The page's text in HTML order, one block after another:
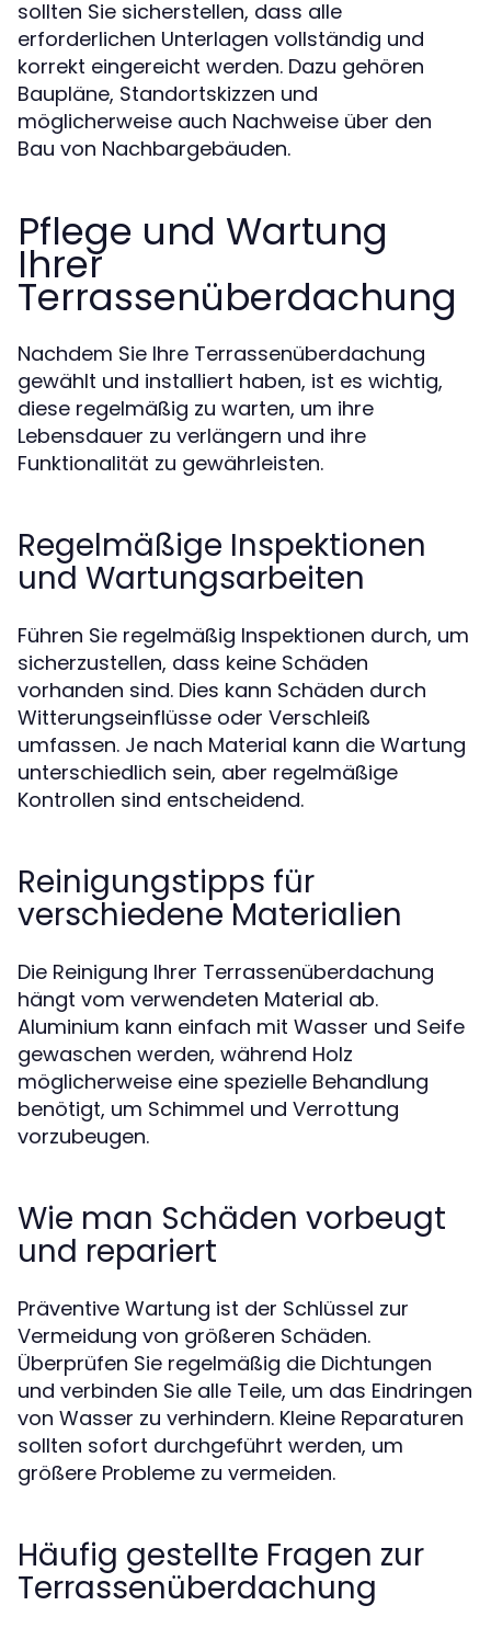
sollten Sie sicherstellen, dass alle
erforderlichen Unterlagen vollständig und
korrekt eingereicht werden. Dazu gehören
Baupläne, Standortskizzen und
möglicherweise auch Nachweise über den
Bau von Nachbargebäuden.
Pflege und Wartung
Ihrer
Terrassenüberdachung
Nachdem Sie Ihre Terrassenüberdachung
gewählt und installiert haben, ist es wichtig,
diese regelmäßig zu warten, um ihre
Lebensdauer zu verlängern und ihre
Funktionalität zu gewährleisten.
Regelmäßige Inspektionen
und Wartungsarbeiten
Führen Sie regelmäßig Inspektionen durch, um
sicherzustellen, dass keine Schäden
vorhanden sind. Dies kann Schäden durch
Witterungseinflüsse oder Verschleiß
umfassen. Je nach Material kann die Wartung
unterschiedlich sein, aber regelmäßige
Kontrollen sind entscheidend.
Reinigungstipps für
verschiedene Materialien
Die Reinigung Ihrer Terrassenüberdachung
hängt vom verwendeten Material ab.
Aluminium kann einfach mit Wasser und Seife
gewaschen werden, während Holz
möglicherweise eine spezielle Behandlung
benötigt, um Schimmel und Verrottung
vorzubeugen.
Wie man Schäden vorbeugt
und repariert
Präventive Wartung ist der Schlüssel zur
Vermeidung von größeren Schäden.
Überprüfen Sie regelmäßig die Dichtungen
und verbinden Sie alle Teile, um das Eindringen
von Wasser zu verhindern. Kleine Reparaturen
sollten sofort durchgeführt werden, um
größere Probleme zu vermeiden.
Häufig gestellte Fragen zur
Terrassenüberdachung